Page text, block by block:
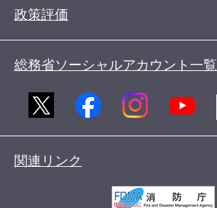
政策評価
総務省ソーシャルアカウント一覧
関連リンク